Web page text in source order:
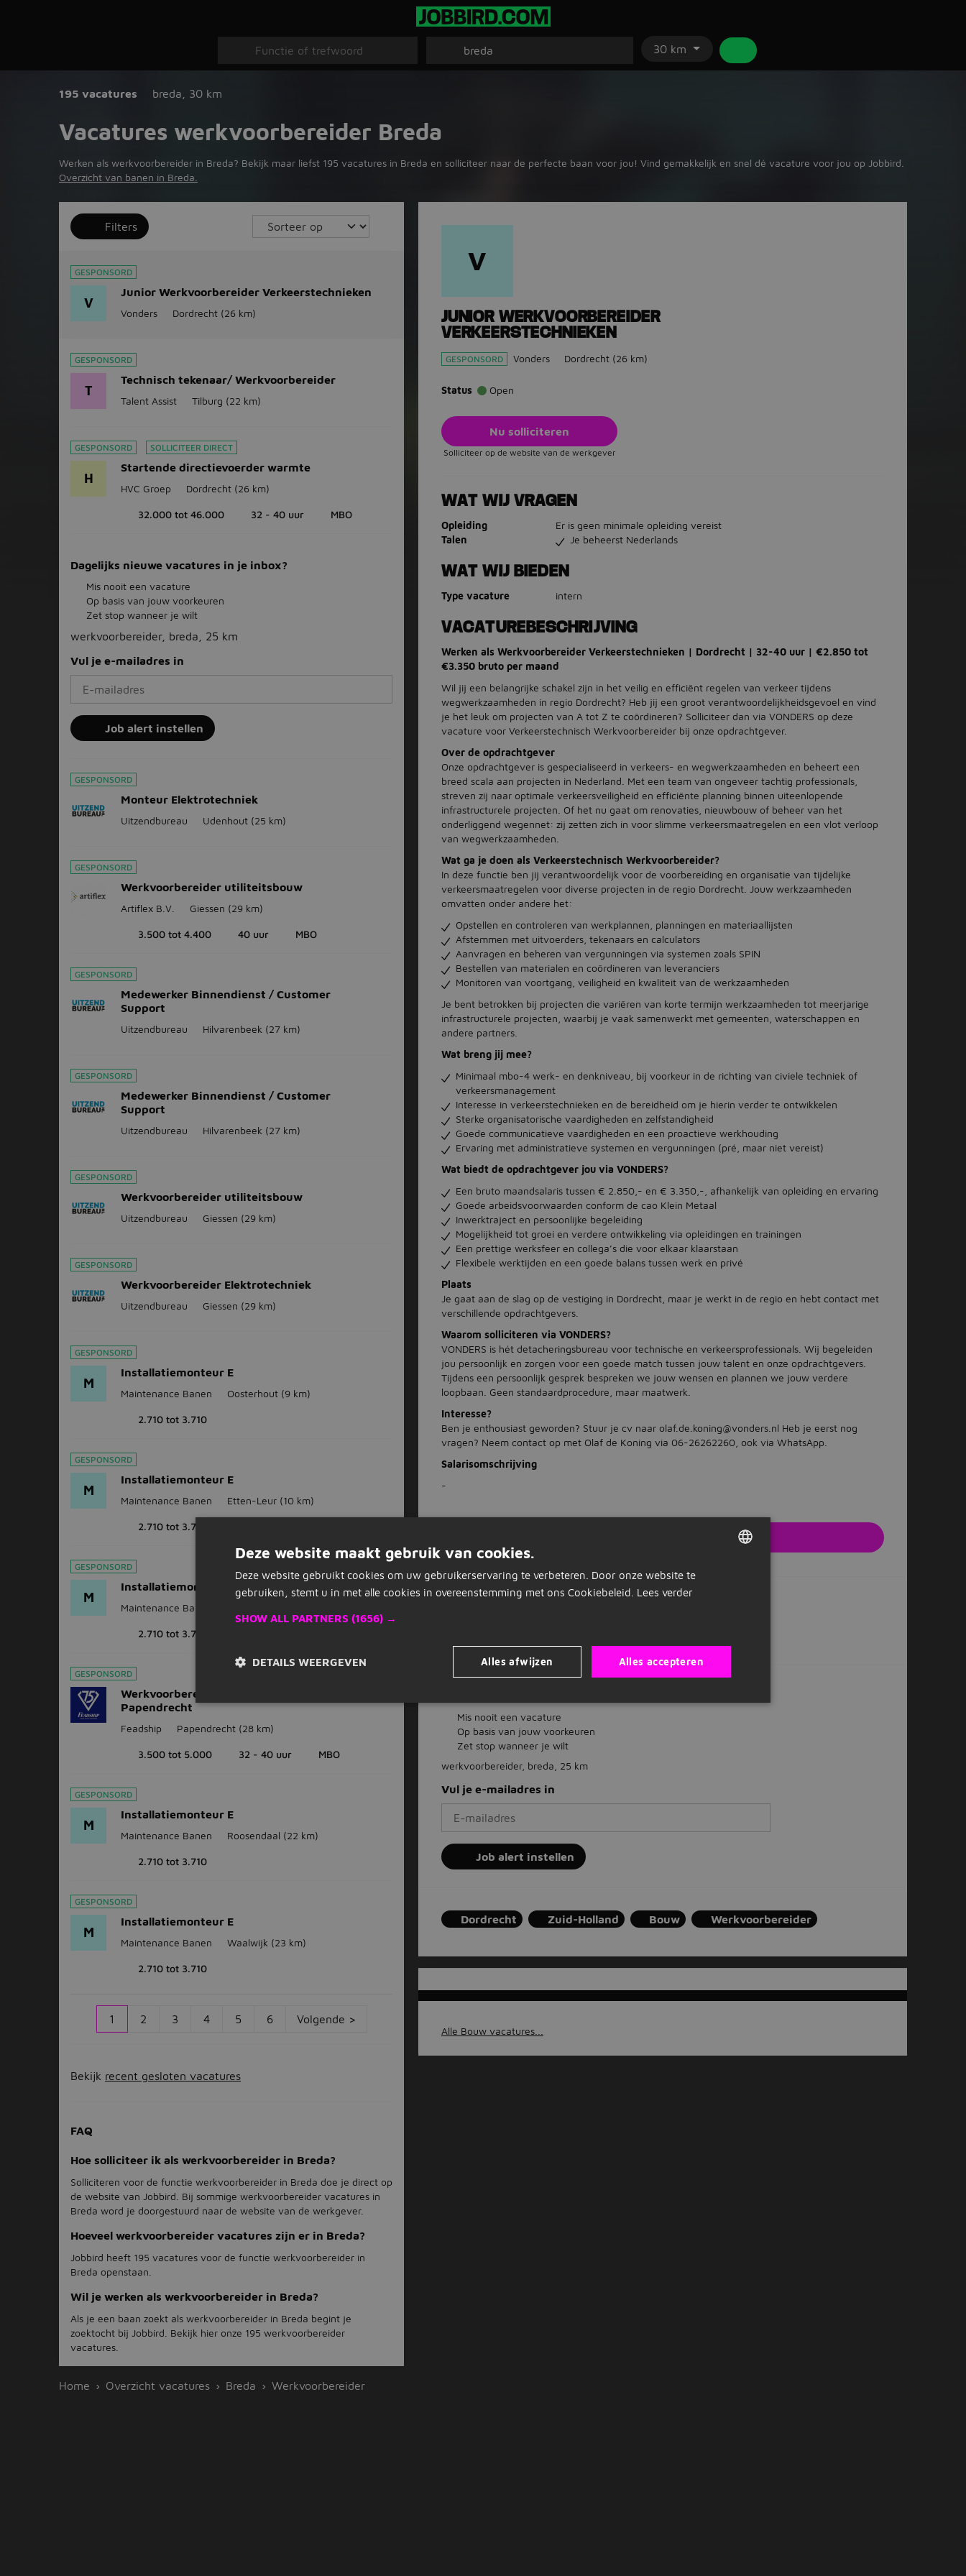
30 km
195 vacatures breda 30 km
Vacatures werkvoorbereider Breda
Werken als werkvoorbereider in Breda? Bekijk maar liefst 195 vacatures in Breda en solliciteer naar de perfecte baan voor jou! Vind gemakkelijk en snel dé vacature voor jou op Jobbird.
Overzicht van banen in Breda.
Filters
GESPONSORD
V
Junior Werkvoorbereider Verkeerstechnieken
Vonders Dordrecht (26 km)
GESPONSORD
T
Technisch tekenaar/ Werkvoorbereider
Talent Assist Tilburg (22 km)
GESPONSORD SOLLICITEER DIRECT
H
Startende directievoerder warmte
HVC Groep Dordrecht (26 km)
32.000 tot 46.000 32 - 40 uur MBO
Dagelijks nieuwe vacatures in je inbox?
Mis nooit een vacature
Op basis van jouw voorkeuren
Zet stop wanneer je wilt
werkvoorbereider, breda, 25 km
Vul je e-mailadres in
Job alert instellen
GESPONSORD
Monteur Elektrotechniek
Uitzendbureau Udenhout (25 km)
GESPONSORD
Werkvoorbereider utiliteitsbouw
Artiflex B.V. Giessen (29 km)
3.500 tot 4.400 40 uur MBO
GESPONSORD
Medewerker Binnendienst / Customer
Support
Uitzendbureau Hilvarenbeek (27 km)
GESPONSORD
Medewerker Binnendienst / Customer
Support
Uitzendbureau Hilvarenbeek (27 km)
GESPONSORD
Werkvoorbereider utiliteitsbouw
Uitzendbureau Giessen (29 km)
GESPONSORD
Werkvoorbereider Elektrotechniek
Uitzendbureau Giessen (29 km)
GESPONSORD
M
Installatiemonteur E
Maintenance Banen Oosterhout (9 km)
2.710 tot 3.710
GESPONSORD
M
Installatiemonteur E
Maintenance Banen Etten-Leur (10 km)
2.710 tot 3.710
GESPONSORD
M
Installatiemonteur E
Maintenance Banen
2.710 tot 3.710
GESPONSORD
Werkvoorbereider Werktuigbouwkunde |
Papendrecht
Feadship Papendrecht (28 km)
3.500 tot 5.000 32 - 40 uur MBO
GESPONSORD
M
Installatiemonteur E
Maintenance Banen Roosendaal (22 km)
2.710 tot 3.710
GESPONSORD
M
Installatiemonteur E
Maintenance Banen Waalwijk (23 km)
2.710 tot 3.710
1 2 3 4 5 6 Volgende >
Bekijk recent gesloten vacatures
FAQ
Hoe solliciteer ik als werkvoorbereider in Breda?
Solliciteren voor de functie werkvoorbereider in Breda doe je direct op
de website van Jobbird. Bij sommige werkvoorbereider vacatures in
Breda word je doorgestuurd naar de website van de werkgever.
Hoeveel werkvoorbereider vacatures zijn er in Breda?
Jobbird heeft 195 vacatures voor de functie werkvoorbereider in
Breda openstaan.
Wil je werken als werkvoorbereider in Breda?
Als je een baan zoekt als werkvoorbereider in Breda begint je
zoektocht bij Jobbird. Bekijk hier onze 195 werkvoorbereider
vacatures.
Home Overzicht vacatures Breda Werkvoorbereider
V
JUNIOR WERKVOORBEREIDER
VERKEERSTECHNIEKEN
GESPONSORD Vonders Dordrecht (26 km)
Status Open
Nu solliciteren
Solliciteer op de website van de werkgever
WAT WIJ VRAGEN
Opleiding
Er is geen minimale opleiding vereist
Talen
Je beheerst Nederlands
WAT WIJ BIEDEN
Type vacature intern
VACATUREBESCHRIJVING
Werken als Werkvoorbereider Verkeerstechnieken | Dordrecht | 32-40 uur | €2.850 tot
€3.350 bruto per maand
Wil jij een belangrijke schakel zijn in het veilig en efficiënt regelen van verkeer tijdens
wegwerkzaamheden in regio Dordrecht? Heb jij een groot verantwoordelijkheidsgevoel en vind
je het leuk om projecten van A tot Z te coördineren? Solliciteer dan via VONDERS op deze
vacature voor Verkeerstechnisch Werkvoorbereider bij onze opdrachtgever.
Over de opdrachtgever
Onze opdrachtgever is gespecialiseerd in verkeers- en wegwerkzaamheden en beheert een
breed scala aan projecten in Nederland. Met een team van ongeveer tachtig professionals,
streven zij naar optimale verkeersveiligheid en efficiënte planning binnen uiteenlopende
infrastructurele projecten. Of het nu gaat om renovaties, nieuwbouw of beheer van het
onderliggend wegennet: zij zetten zich in voor slimme verkeersmaatregelen en een vlot verloop
van wegwerkzaamheden.
Wat ga je doen als Verkeerstechnisch Werkvoorbereider?
In deze functie ben jij verantwoordelijk voor de voorbereiding en organisatie van tijdelijke
verkeersmaatregelen voor diverse projecten in de regio Dordrecht. Jouw werkzaamheden
omvatten onder andere het:
Opstellen en controleren van werkplannen, planningen en materiaallijsten
Afstemmen met uitvoerders, tekenaars en calculators
Aanvragen en beheren van vergunningen via systemen zoals SPIN
Bestellen van materialen en coördineren van leveranciers
Monitoren van voortgang, veiligheid en kwaliteit van de werkzaamheden
Je bent betrokken bij projecten die variëren van korte termijn werkzaamheden tot meerjarige
infrastructurele projecten, waarbij je vaak samenwerkt met gemeenten, waterschappen en
andere partners.
Wat breng jij mee?
Minimaal mbo-4 werk- en denkniveau, bij voorkeur in de richting van civiele techniek of
verkeersmanagement
Interesse in verkeerstechnieken en de bereidheid om je hierin verder te ontwikkelen
Sterke organisatorische vaardigheden en zelfstandigheid
Goede communicatieve vaardigheden en een proactieve werkhouding
Ervaring met administratieve systemen en vergunningen (pré, maar niet vereist)
Wat biedt de opdrachtgever jou via VONDERS?
Een bruto maandsalaris tussen € 2.850,- en € 3.350,-, afhankelijk van opleiding en ervaring
Goede arbeidsvoorwaarden conform de cao Klein Metaal
Inwerktraject en persoonlijke begeleiding
Mogelijkheid tot groei en verdere ontwikkeling via opleidingen en trainingen
Een prettige werksfeer en collega’s die voor elkaar klaarstaan
Flexibele werktijden en een goede balans tussen werk en privé
Plaats
Je gaat aan de slag op de vestiging in Dordrecht, maar je werkt in de regio en hebt contact met
verschillende opdrachtgevers.
Waarom solliciteren via VONDERS?
VONDERS is hét detacheringsbureau voor technische en verkeersprofessionals. Wij begeleiden
jou persoonlijk en zorgen voor een goede match tussen jouw talent en onze opdrachtgevers.
Tijdens een persoonlijk gesprek bespreken we jouw wensen en plannen we jouw verdere
loopbaan. Geen standaardprocedure, maar maatwerk.
Interesse?
Ben je enthousiast geworden? Stuur je cv naar olaf.de.koning@vonders.nl Heb je eerst nog
vragen? Neem contact op met Olaf de Koning via 06-26262260, ook via WhatsApp.
Salarisomschrijving
-
Vacature acties
Mis nooit een vacature
Op basis van jouw voorkeuren
Zet stop wanneer je wilt
werkvoorbereider, breda, 25 km
Vul je e-mailadres in
Job alert instellen
Dordrecht Zuid-Holland Bouw Werkvoorbereider
Alle Bouw vacatures...
Deze website maakt gebruik van cookies.
Deze website gebruikt cookies om uw gebruikerservaring te verbeteren. Door onze website te
gebruiken, stemt u in met alle cookies in overeenstemming met ons Cookiebeleid. Lees verder
SHOW ALL PARTNERS (1656) →
Alles accepteren
Alles afwijzen
DETAILS WEERGEVEN